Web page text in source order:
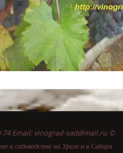
Email: vinograd-sad@mail.ru ©
и садоводстве на Урале и в Сибири